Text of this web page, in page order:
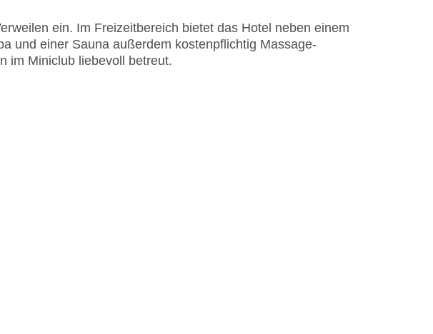
ein. Im Freizeitbereich bietet das Hotel neben einem
und einer Sauna außerdem kostenpflichtig Massage-
im Miniclub liebevoll betreut.